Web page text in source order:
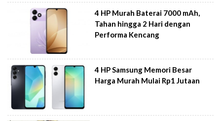
4 HP Murah Baterai 7000 mAh,
Tahan hingga 2 Hari dengan
Performa Kencang
4 HP Samsung Memori Besar
Harga Murah Mulai Rp1 Jutaan